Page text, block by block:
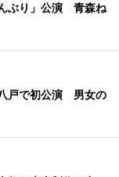
ぶり」公演 青森ね
戸で初公演 男女の